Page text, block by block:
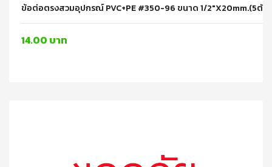
ข้อต่อตรงสวมอุปกรณ์ PVC+PE #350-96 ขนาด 1/2"x20mm.(5ตัว/
14.00 บาท